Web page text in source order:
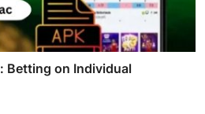
Betting on Individual